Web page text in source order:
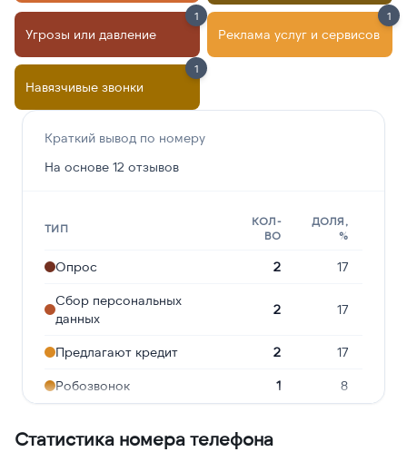
Угрозы или давление
1
Реклама услуг и сервисов
1
Навязчивые звонки
1
Краткий вывод по номеру
На основе 12 отзывов
ТИП
КОЛ-
ВО
ДОЛЯ,
%
Опрос 2 17
Сбор персональных
данных
2 17
Предлагают кредит 2 17
Робозвонок 1 8
Статистика номера телефона